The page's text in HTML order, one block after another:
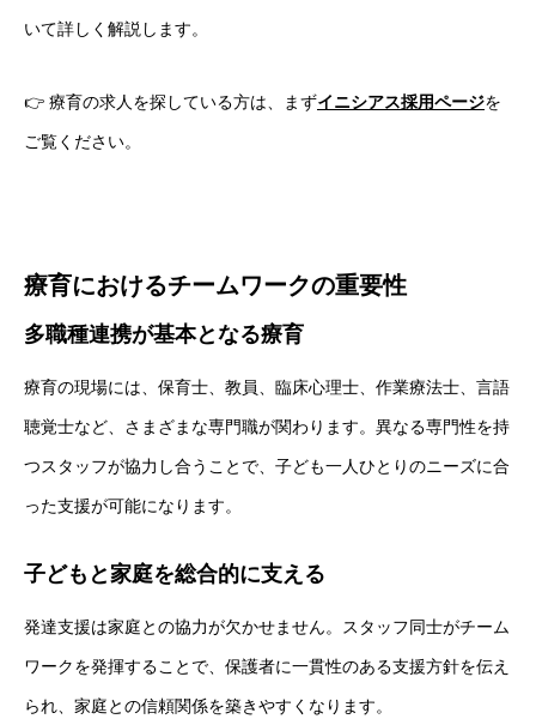
いて詳しく解説します。
👉 療育の求人を探している方は、まずイニシアス採用ページを
ご覧ください。
療育におけるチームワークの重要性
多職種連携が基本となる療育
療育の現場には、保育士、教員、臨床心理士、作業療法士、言語
聴覚士など、さまざまな専門職が関わります。異なる専門性を持
つスタッフが協力し合うことで、子ども一人ひとりのニーズに合
った支援が可能になります。
子どもと家庭を総合的に支える
発達支援は家庭との協力が欠かせません。スタッフ同士がチーム
ワークを発揮することで、保護者に一貫性のある支援方針を伝え
られ、家庭との信頼関係を築きやすくなります。